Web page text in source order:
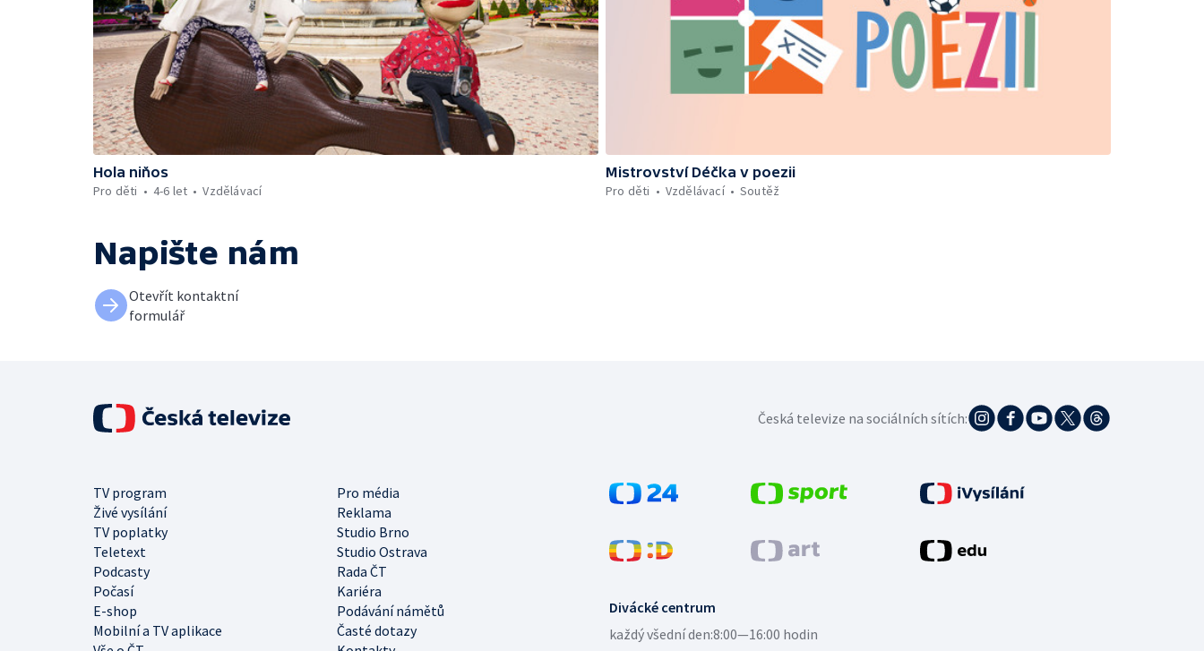
Hola niňos
Pro děti
4-6 let Vzdělávací
Mistrovství Déčka v poezii
Pro děti
Vzdělávací Soutěž
Napište nám
Otevřít kontaktní
formulář
Divácké centrum
každý všední den:8:00—16:00 hodin
TV program
Pro média
Živé vysílání
Reklama
TV poplatky
Studio Brno
Teletext
Studio Ostrava
Podcasty
Rada ČT
Počasí
Kariéra
E-shop
Podávání námětů
Mobilní a TV aplikace
Časté dotazy
Česká televize na sociálních sítích: